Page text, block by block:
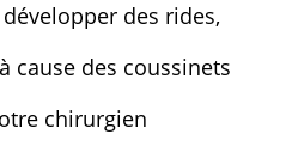
des rides,
cause des coussinets
chirurgien